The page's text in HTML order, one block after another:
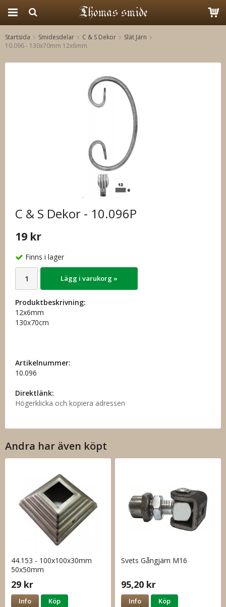
Produkten har blivit tillagd i varukorgen
Startsida Smidesdelar C & S Dekor
Slät Järn
10.096 - 130x70mm 12x6mm
C & S Dekor - 10.096P
19 kr
Finns i lager
Lägg i varukorg »
Produktbeskrivning:
12x6mm
130x70cm
Artikelnummer:
10.096
Direktlänk:
Högerklicka och kopiera adressen
Andra har även köpt
44.153 - 100x100x30mm
50x50mm
29 kr
Info Köp
Svets Gångjärn M16
95,20 kr
Info Köp